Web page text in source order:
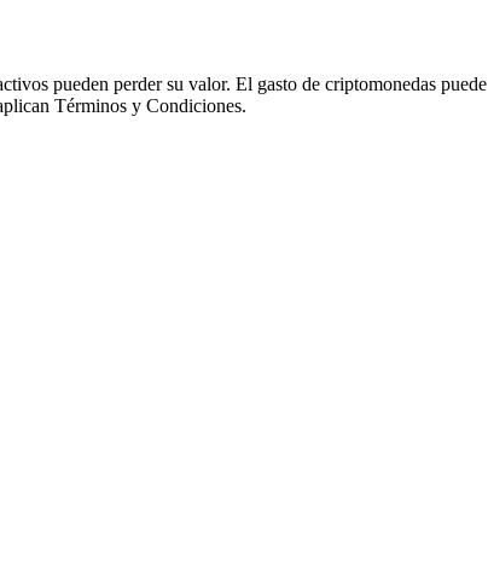
pueden perder su valor. El gasto de criptomonedas puede
Términos y Condiciones.